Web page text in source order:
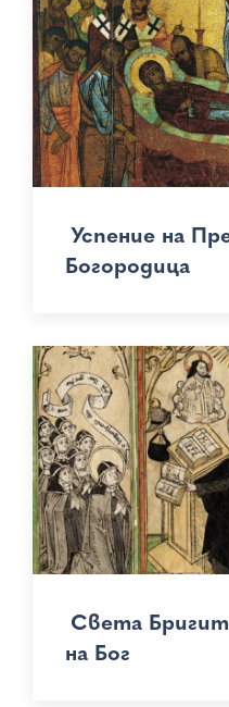
Успение на
Богородица
Света
на Бог